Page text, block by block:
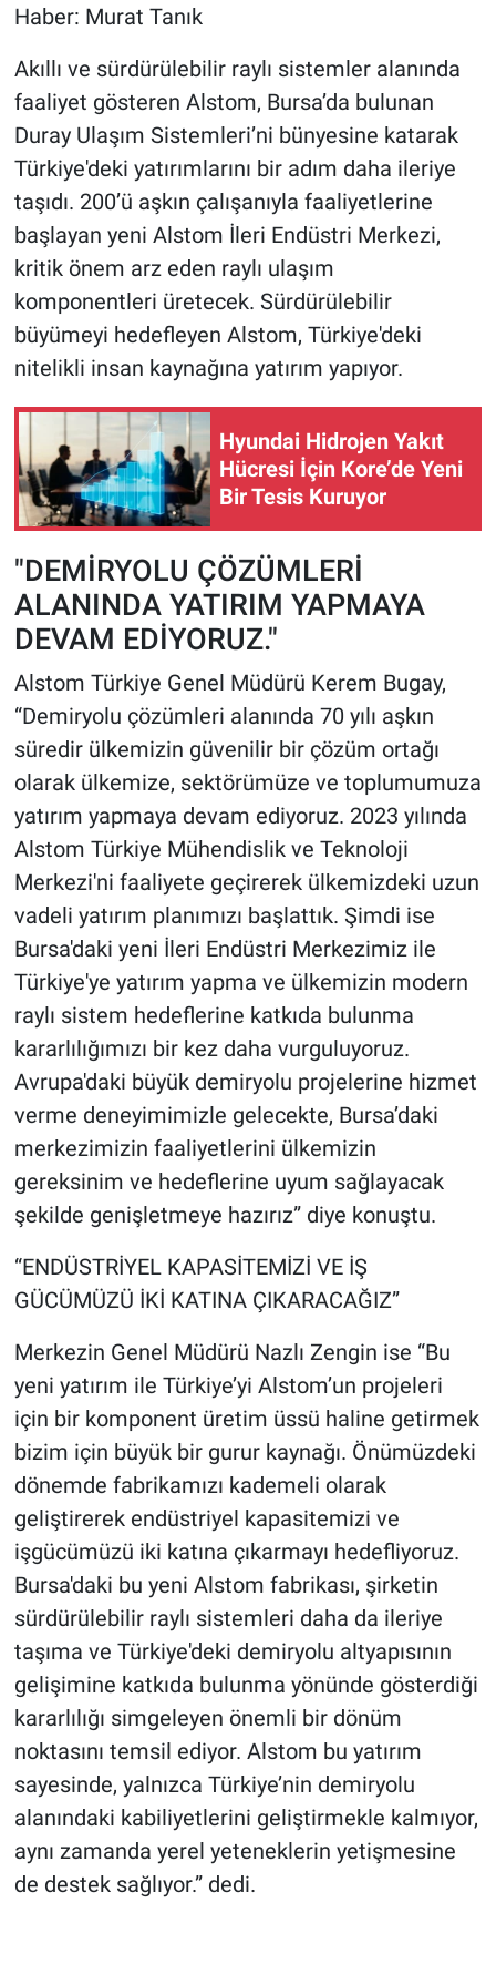
Haber: Murat Tanık
Akıllı ve sürdürülebilir raylı sistemler alanında
faaliyet gösteren Alstom, Bursa’da bulunan
Duray Ulaşım Sistemleri’ni bünyesine katarak
Türkiye'deki yatırımlarını bir adım daha ileriye
taşıdı. 200’ü aşkın çalışanıyla faaliyetlerine
başlayan yeni Alstom İleri Endüstri Merkezi,
kritik önem arz eden raylı ulaşım
komponentleri üretecek. Sürdürülebilir
büyümeyi hedefleyen Alstom, Türkiye'deki
nitelikli insan kaynağına yatırım yapıyor.
Hyundai Hidrojen Yakıt
Hücresi İçin Kore’de Yeni
Bir Tesis Kuruyor
"DEMİRYOLU ÇÖZÜMLERİ
ALANINDA YATIRIM YAPMAYA
DEVAM EDİYORUZ."
Alstom Türkiye Genel Müdürü Kerem Bugay,
“Demiryolu çözümleri alanında 70 yılı aşkın
süredir ülkemizin güvenilir bir çözüm ortağı
olarak ülkemize, sektörümüze ve toplumumuza
yatırım yapmaya devam ediyoruz. 2023 yılında
Alstom Türkiye Mühendislik ve Teknoloji
Merkezi'ni faaliyete geçirerek ülkemizdeki uzun
vadeli yatırım planımızı başlattık. Şimdi ise
Bursa'daki yeni İleri Endüstri Merkezimiz ile
Türkiye'ye yatırım yapma ve ülkemizin modern
raylı sistem hedeflerine katkıda bulunma
kararlılığımızı bir kez daha vurguluyoruz.
Avrupa'daki büyük demiryolu projelerine hizmet
verme deneyimimizle gelecekte, Bursa’daki
merkezimizin faaliyetlerini ülkemizin
gereksinim ve hedeflerine uyum sağlayacak
şekilde genişletmeye hazırız” diye konuştu.
“ENDÜSTRİYEL KAPASİTEMİZİ VE İŞ
GÜCÜMÜZÜ İKİ KATINA ÇIKARACAĞIZ”
Merkezin Genel Müdürü Nazlı Zengin ise “Bu
yeni yatırım ile Türkiye’yi Alstom’un projeleri
için bir komponent üretim üssü haline getirmek
bizim için büyük bir gurur kaynağı. Önümüzdeki
dönemde fabrikamızı kademeli olarak
geliştirerek endüstriyel kapasitemizi ve
işgücümüzü iki katına çıkarmayı hedefliyoruz.
Bursa'daki bu yeni Alstom fabrikası, şirketin
sürdürülebilir raylı sistemleri daha da ileriye
taşıma ve Türkiye'deki demiryolu altyapısının
gelişimine katkıda bulunma yönünde gösterdiği
kararlılığı simgeleyen önemli bir dönüm
noktasını temsil ediyor. Alstom bu yatırım
sayesinde, yalnızca Türkiye’nin demiryolu
alanındaki kabiliyetlerini geliştirmekle kalmıyor,
aynı zamanda yerel yeteneklerin yetişmesine
de destek sağlıyor.” dedi.